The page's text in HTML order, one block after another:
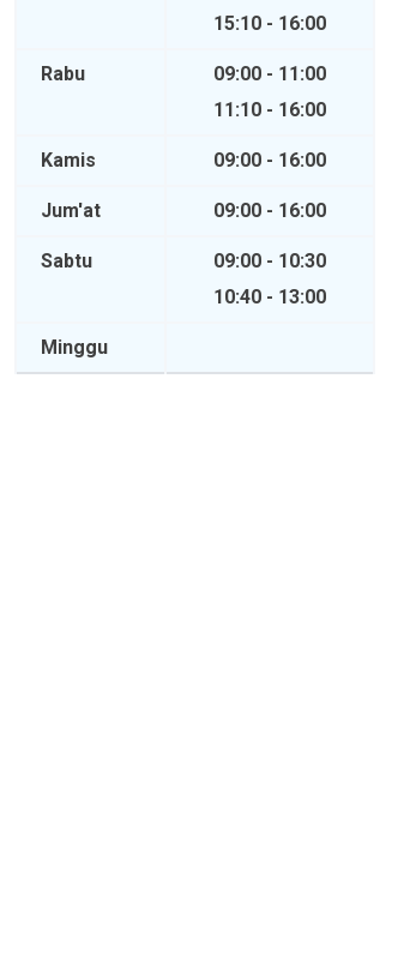
15:10 - 16:00
Rabu
09:00 - 11:00
11:10 - 16:00
Kamis 09:00 - 16:00
Jum'at 09:00 - 16:00
Sabtu
09:00 - 10:30
10:40 - 13:00
Minggu